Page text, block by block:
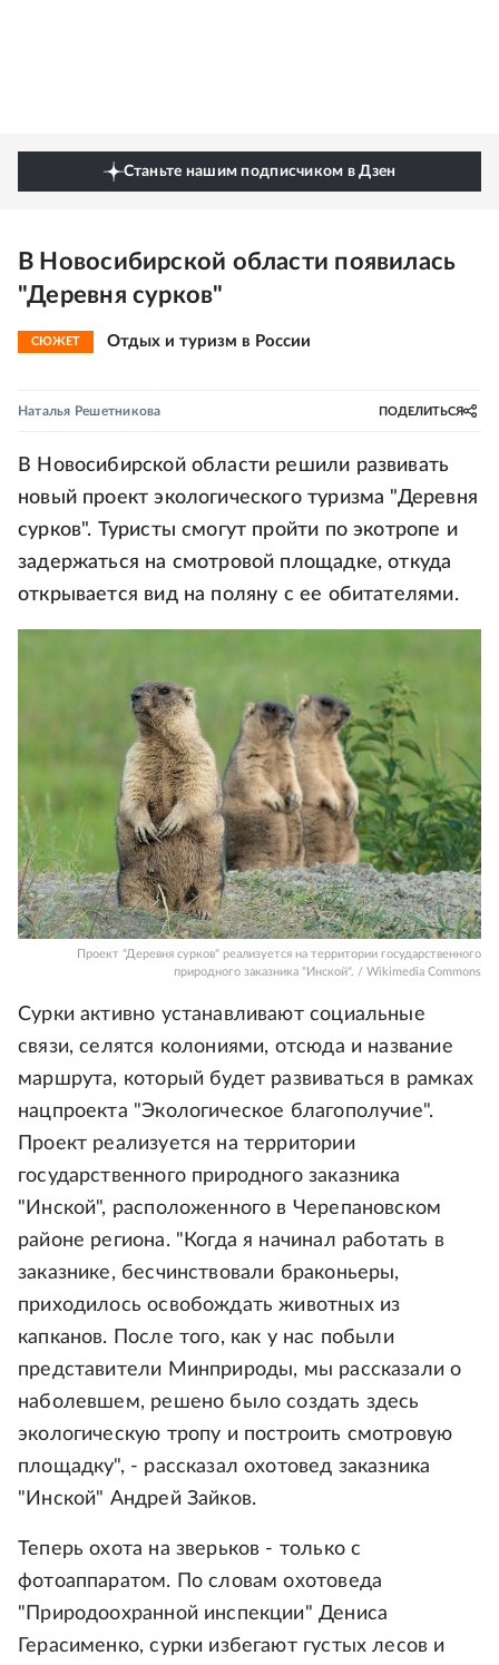
Станьте нашим подписчиком в Дзен
В Новосибирской области появилась
"Деревня сурков"
СЮЖЕТ Отдых и туризм в России
Наталья Решетникова ПОДЕЛИТЬСЯ
В Новосибирской области решили развивать
новый проект экологического туризма "Деревня
сурков". Туристы смогут пройти по экотропе и
задержаться на смотровой площадке, откуда
открывается вид на поляну с ее обитателями.
Проект "Деревня сурков" реализуется на территории государственного
природного заказника "Инской". / Wikimedia Commons
Сурки активно устанавливают социальные
связи, селятся колониями, отсюда и название
маршрута, который будет развиваться в рамках
нацпроекта "Экологическое благополучие".
Проект реализуется на территории
государственного природного заказника
"Инской", расположенного в Черепановском
районе региона. "Когда я начинал работать в
заказнике, бесчинствовали браконьеры,
приходилось освобождать животных из
капканов. После того, как у нас побыли
представители Минприроды, мы рассказали о
наболевшем, решено было создать здесь
экологическую тропу и построить смотровую
площадку", - рассказал охотовед заказника
"Инской" Андрей Зайков.
Теперь охота на зверьков - только с
фотоаппаратом. По словам охотоведа
"Природоохранной инспекции" Дениса
Герасименко, сурки избегают густых лесов и